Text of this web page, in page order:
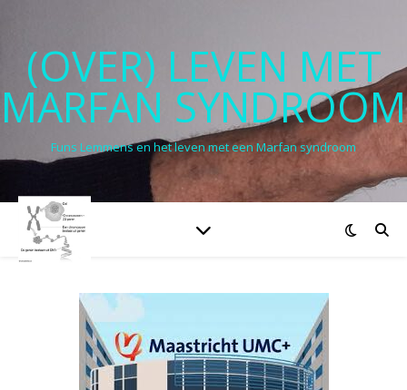
(OVER) LEVEN MET
MARFAN SYNDROOM
Funs Lemmens en het leven met een Marfan syndroom